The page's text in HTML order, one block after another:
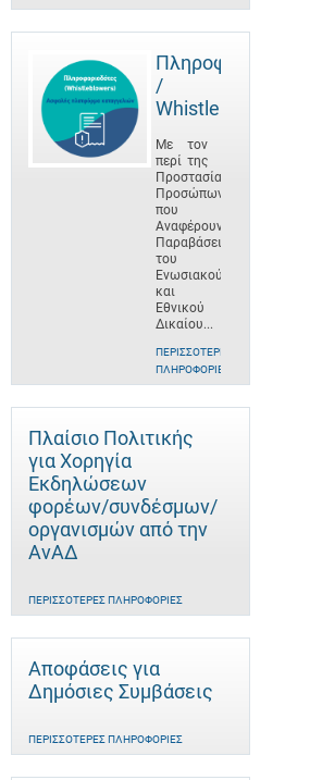
Πληροφοριοδότες
/
Whistleblowers
Με τον
περί της
Προστασίας
Προσώπων
που
Αναφέρουν
Παραβάσεις
του
Ενωσιακού
και
Εθνικού
Δικαίου...
ΠΕΡΙΣΣΌΤΕΡΕΣ
ΠΛΗΡΟΦΟΡΊΕΣ
Πλαίσιο Πολιτικής
για Χορηγία
Εκδηλώσεων
φορέων/συνδέσμων/
οργανισμών από την
ΑνΑΔ
ΠΕΡΙΣΣΌΤΕΡΕΣ ΠΛΗΡΟΦΟΡΊΕΣ
Αποφάσεις για
Δημόσιες Συμβάσεις
ΠΕΡΙΣΣΌΤΕΡΕΣ ΠΛΗΡΟΦΟΡΊΕΣ